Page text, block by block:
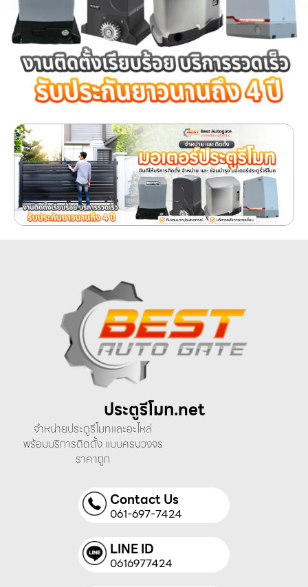
ประตูรีโมท.net
จำหน่ายประตูรีโมทและอะไหล่
พร้อมบริการติดตั้ง แบบครบวงจร
ราคาถูก
Contact Us
061-697-7424
LINE ID
0616977424